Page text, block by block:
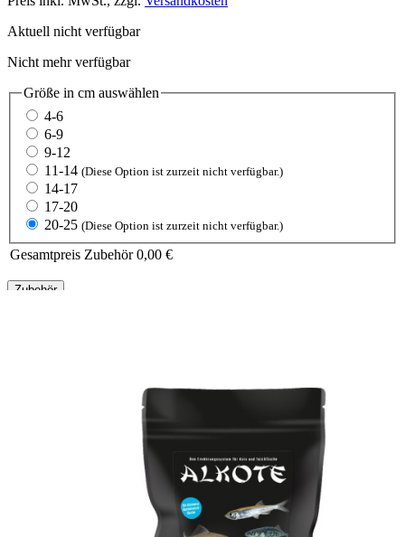
Aktuell nicht verfügbar
Nicht mehr verfügbar
Größe in cm auswählen
4-6
6-9
9-12
11-14 (Diese Option ist zurzeit nicht verfügbar.)
14-17
17-20
20-25 (Diese Option ist zurzeit nicht verfügbar.)
Gesamtpreis Zubehör 0,00 €
Zubehör